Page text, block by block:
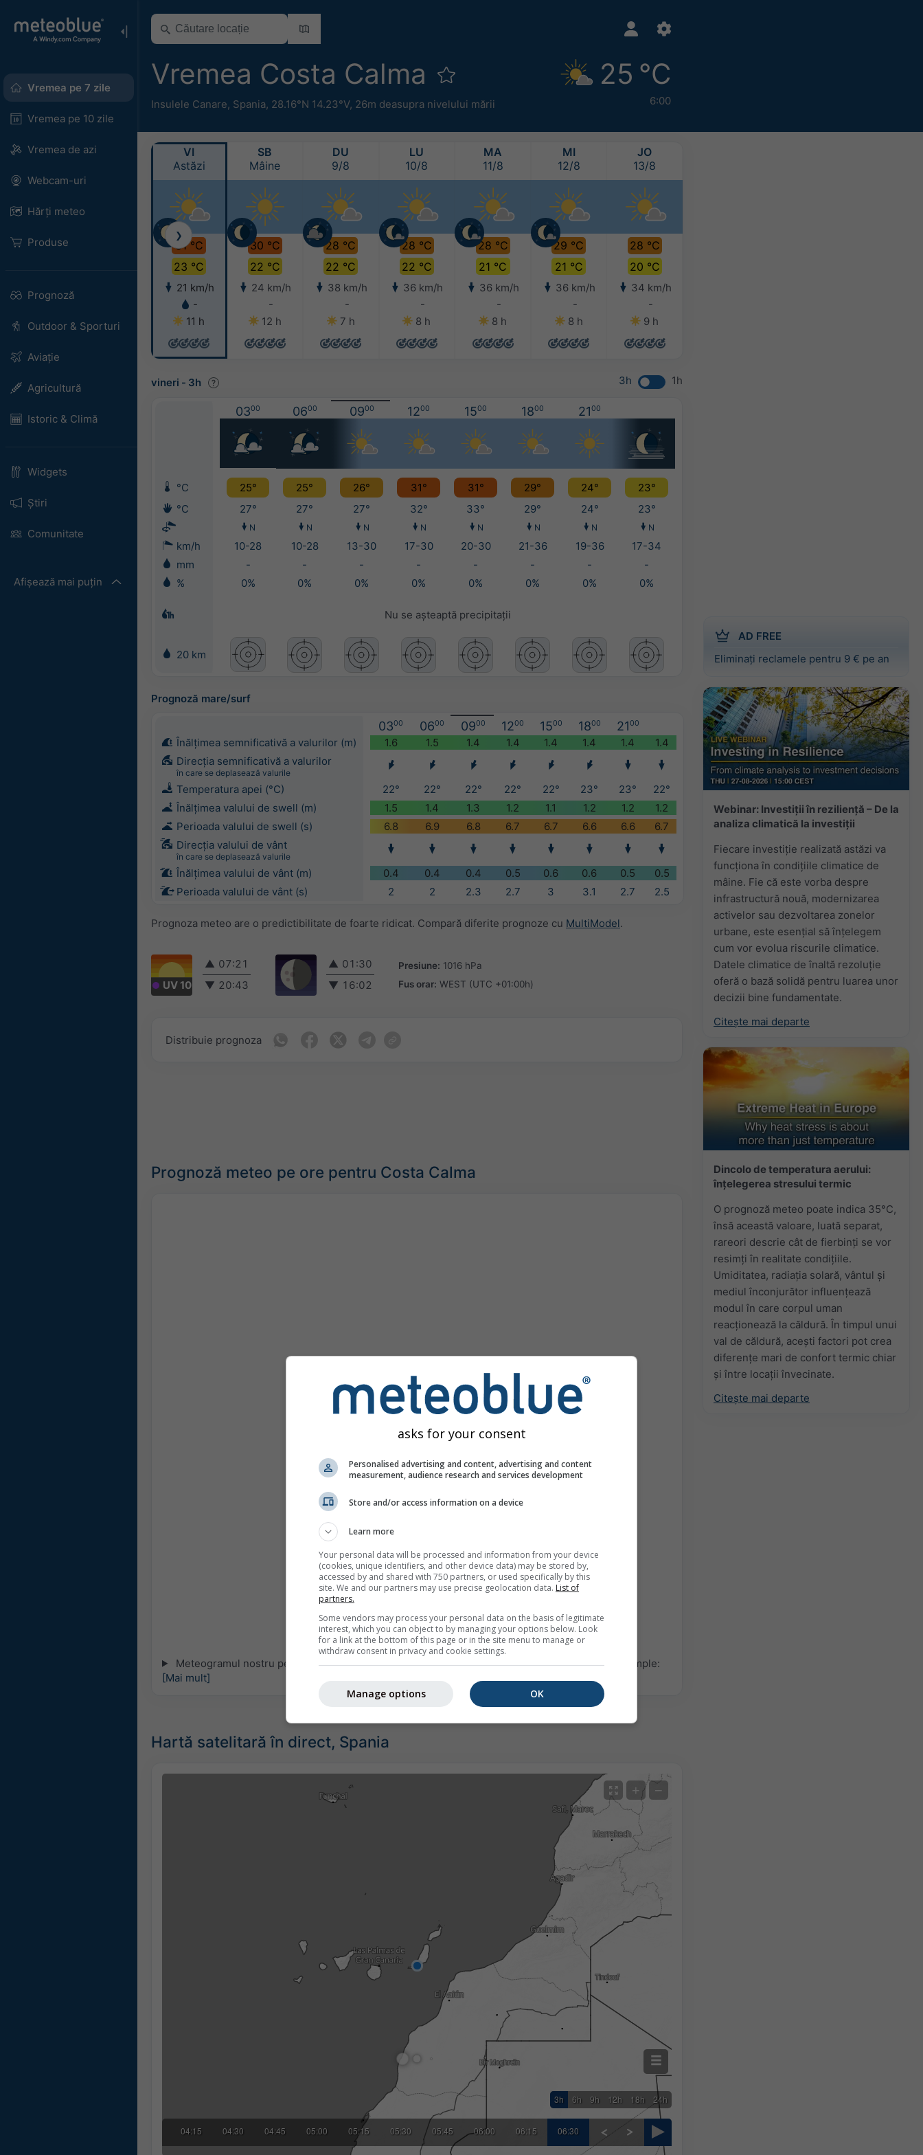
Vremea pe 7 zile
Vremea pe 10 zile
Vremea de azi
Webcam-uri
Hărți meteo
Produse
Prognoză
Outdoor & Sporturi
Aviație
Agricultură
Istoric & Climă
Widgets
Știri
Comunitate
Afișează mai puțin
Vremea Costa Calma
Insulele Canare, Spania, 28.16°N 14.23°V, 26m deasupra nivelului mării
25 °C
6:00
AD FREE
Eliminați reclamele pentru 9 € pe an
Webinar: Investiții în reziliență – De la
analiza climatică la investiții
Fiecare investiție realizată astăzi va
funcționa în condițiile climatice de
mâine. Fie că este vorba despre
infrastructură nouă, modernizarea
activelor sau dezvoltarea zonelor
urbane, este esențial să înțelegem
cum vor evolua riscurile climatice.
Datele climatice de înaltă rezoluție
oferă o bază solidă pentru luarea unor
decizii bine fundamentate.
Citește mai departe
Dincolo de temperatura aerului:
înțelegerea stresului termic
O prognoză meteo poate indica 35°C,
însă această valoare, luată separat,
rareori descrie cât de fierbinți se vor
resimți în realitate condițiile.
Umiditatea, radiația solară, vântul și
mediul înconjurător influențează
modul în care corpul uman
reacționează la căldură. În timpul unui
val de căldură, acești factori pot crea
diferențe mari de confort termic chiar
și între locații învecinate.
Citește mai departe
VI
Astăzi
31 °C
23 °C
21 km/h
-
11 h
SB
Mâine
30 °C
22 °C
24 km/h
-
12 h
DU
9/8
28 °C
22 °C
38 km/h
-
7 h
LU
10/8
28 °C
22 °C
36 km/h
-
8 h
MA
11/8
28 °C
21 °C
36 km/h
-
8 h
MI
12/8
29 °C
21 °C
36 km/h
-
8 h
JO
13/8
28 °C
20 °C
34 km/h
-
9 h
❯
vineri - 3h 3h 1h
0300 0600 0900 1200 1500 1800 2100
°C 25° 25° 26° 31° 31° 29° 24°
23°
°C
27° 27° 27° 32° 33° 29° 24° 23°
N N N N N N N N
km/h 10-28 10-28 13-30 17-30 20-30 21-36 19-36
17-34
mm
- - - - - - -
-
%
0% 0% 0% 0% 0% 0% 0% 0%
Nu se așteaptă precipitații
20 km
Prognoză mare/surf
0300 0600 0900 1200 1500 1800 2100
Înălțimea semnificativă a valurilor (m) 1.6 1.5 1.4 1.4 1.4 1.4 1.4
1.4
Direcția semnificativă a valurilor
în care se deplasează valurile
Temperatura apei (°C) 22° 22° 22° 22° 22° 23° 23°
22°
Înălțimea valului de swell (m)
1.5 1.4 1.3 1.2 1.1 1.2 1.2
1.2
Perioada valului de swell (s)
6.8 6.9 6.8 6.7 6.7 6.6 6.6
6.7
Direcția valului de vânt
în care se deplasează valurile
Înălțimea valului de vânt (m) 0.4 0.4 0.4 0.5 0.6 0.6 0.5
0.5
Perioada valului de vânt (s)
2 2 2.3 2.7 3 3.1 2.7 2.5
Prognoza meteo are o predictibilitate de foarte ridicat. Compară diferite prognoze cu MultiModel.
UV 10
▲ 07:21
▼ 20:43
▲ 01:30
▼ 16:02
Presiune: 1016 hPa
Fus orar: WEST (UTC +01:00h)
Distribuie prognoza
Prognoză meteo pe ore pentru Costa Calma
Meteogramul nostru pe 5 zile pentru Costa Calma oferă toate informațiile meteo în 3 grafice simple:
[Mai mult]
Hartă satelitară în direct, Spania
3h 6h 9h 12h 18h 24h
04:15 04:30 04:45 05:00 05:15 05:30 05:45 06:00 06:15 06:30
+ −
asks for your consent
Personalised advertising and content, advertising and content
measurement, audience research and services development
Store and/or access information on a device
Learn more
Your personal data will be processed and information from your device
(cookies, unique identifiers, and other device data) may be stored by,
accessed by and shared with 750 partners, or used specifically by this
site. We and our partners may use precise geolocation data. List of
partners.
Some vendors may process your personal data on the basis of legitimate
interest, which you can object to by managing your options below. Look
for a link at the bottom of this page or in the site menu to manage or
withdraw consent in privacy and cookie settings.
OK
Manage options